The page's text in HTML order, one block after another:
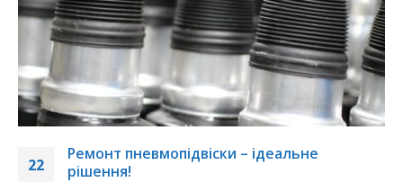
22
Ремонт пневмопідвіски – ідеальне
рішення!